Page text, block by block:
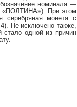
номинала —
При этом
серебряная монета с
Не исключено также,
стало одной из причин